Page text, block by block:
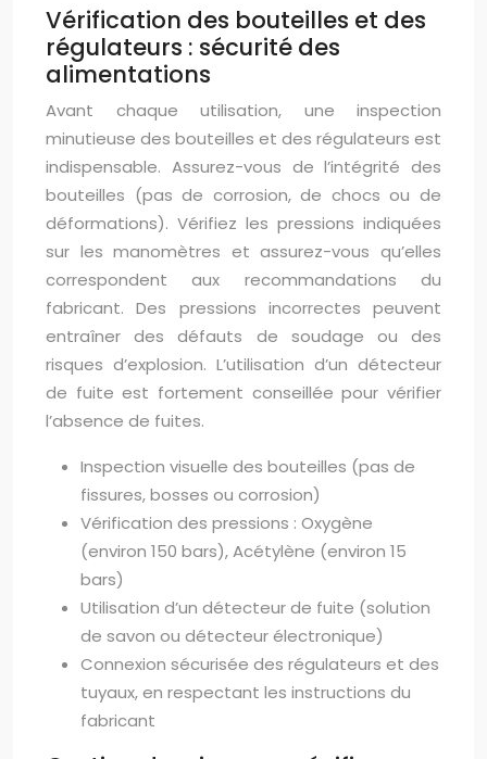
Vérification des bouteilles et des
régulateurs : sécurité des
alimentations
Avant chaque utilisation, une inspection
minutieuse des bouteilles et des régulateurs est
indispensable. Assurez-vous de l’intégrité des
bouteilles (pas de corrosion, de chocs ou de
déformations). Vérifiez les pressions indiquées
sur les manomètres et assurez-vous qu’elles
correspondent aux recommandations du
fabricant. Des pressions incorrectes peuvent
entraîner des défauts de soudage ou des
risques d’explosion. L’utilisation d’un détecteur
de fuite est fortement conseillée pour vérifier
l’absence de fuites.
Inspection visuelle des bouteilles (pas de
fissures, bosses ou corrosion)
Vérification des pressions : Oxygène
(environ 150 bars), Acétylène (environ 15
bars)
Utilisation d’un détecteur de fuite (solution
de savon ou détecteur électronique)
Connexion sécurisée des régulateurs et des
tuyaux, en respectant les instructions du
fabricant